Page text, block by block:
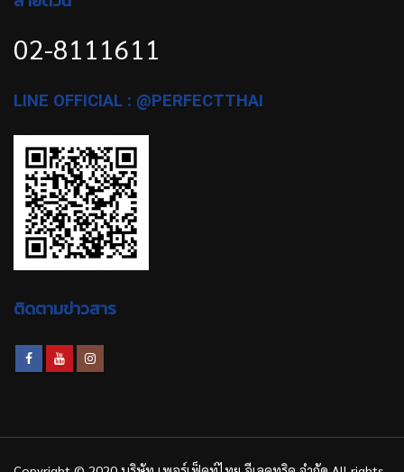
02-8111611
LINE OFFICIAL : @PERFECTTHAI
ติดตามข่าวสาร